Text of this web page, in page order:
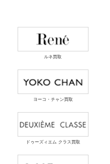
ルネ買取
ヨーコ・チャン買取
ドゥーズィエム クラス買取